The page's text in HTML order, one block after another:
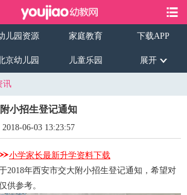
儿园资源 家庭教育 下载APP
京幼儿园 儿童乐园 展开
讯
小招生登记通知
2018-06-03 13:23:57
小学家长最新升学资料下载
年西安市交大附小招生登记通知，希望对
供参考。